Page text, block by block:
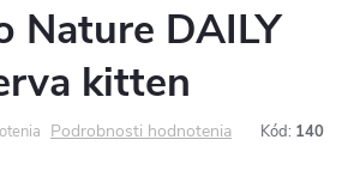
Nature DAILY
kitten
Podrobnosti hodnotenia Kód: 140